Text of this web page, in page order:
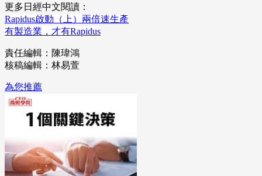
更多日經中文閱讀：
Rapidus啟動（上）兩倍速生產
有製造業，才有Rapidus
責任編輯：陳瑋鴻
核稿編輯：林易萱
為您推薦